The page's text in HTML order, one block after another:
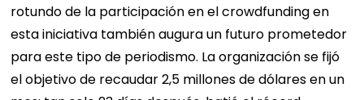
rotundo de la participación en el crowdfunding en
esta iniciativa también augura un futuro prometedor
para este tipo de periodismo. La organización se fijó
el objetivo de recaudar 2,5 millones de dólares en un